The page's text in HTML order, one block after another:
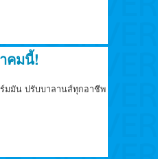
คมนี้!
ร์มมัน ปรับบาลานส์ทุกอาชีพ